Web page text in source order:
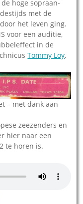
hoge sopraan-
met de
het leven ging.
voor een auditie,
in de
Tommy Loy.
– met dank aan
zeezenders en
hier naar een
te horen is.